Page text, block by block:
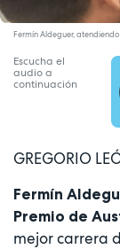
Fermín Aldeguer,
Escucha el
audio a
continuación
GREGORIO
Fermín
Premio de
mejor carrera